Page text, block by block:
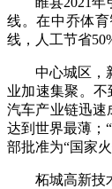
线。在中乔体
线，人工节省
中心城区，新
业加速集聚。
汽车产业链迅速
达到世界最薄；
部批准为“国家
柘城高新技术